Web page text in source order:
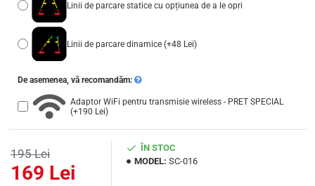
169 Lei
195 Lei
ÎN STOC
MODEL: SC-016
Linii de parcare statice cu opțiunea de a le opri
Linii de parcare dinamice (+48 Lei)
De asemenea, vă recomandăm:
Adaptor WiFi pentru transmisie wireless - PRET SPECIAL
(+190 Lei)